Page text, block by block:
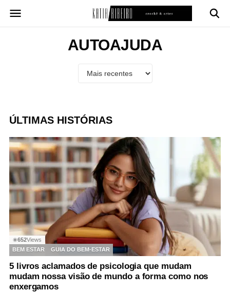
para
AUTOAJUDA
ÚLTIMAS HISTÓRIAS
◉652Views
BEM ESTAR
GUIA DO BEM-ESTAR
5 livros aclamados de psicologia que mudam
mudam nossa visão de mundo a forma como nos
enxergamos